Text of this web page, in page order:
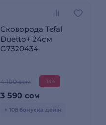
Сковорода Tefal
Duetto+ 24см
G7320434
4 190 сом -14%
3 590 сом
+ 108 бонусқа дейін